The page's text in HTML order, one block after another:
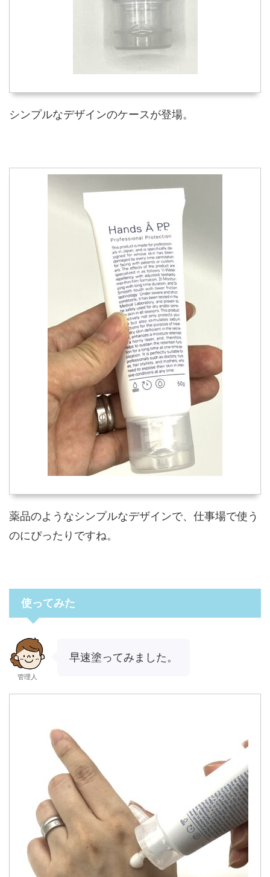
シンプルなデザインのケースが登場。
薬品のようなシンプルなデザインで、仕事場で使う
のにぴったりですね。
使ってみた
管理人
早速塗ってみました。